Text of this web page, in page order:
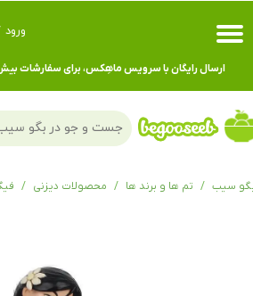
ورود
حساب کاربری من
تغییر گذر واژه
سفارشات
ارسال رایگان با سرویس ماهِکس، برای سفارشات بیش تر از ۲۵
سیب تم ها و برند ها محصولات دیزنی